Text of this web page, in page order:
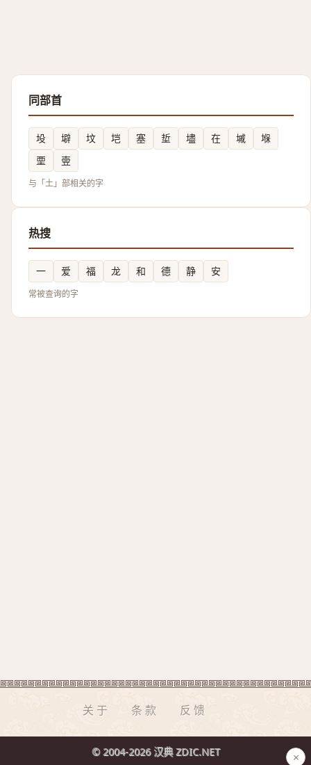
同部首
坄 壀 坟 垲 塞 埑 壗 在 墄
堢
垔
㚃
与「土」部相关的字
热搜
一 爱 福 龙 和 德 静 安
常被查询的字
关于 条款 反馈
© 2004-2026 汉典 ZDIC.NET ×